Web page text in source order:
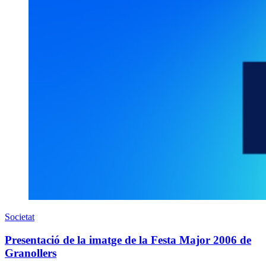
Societat
Presentació de la imatge de la Festa Major 2006 de
Granollers